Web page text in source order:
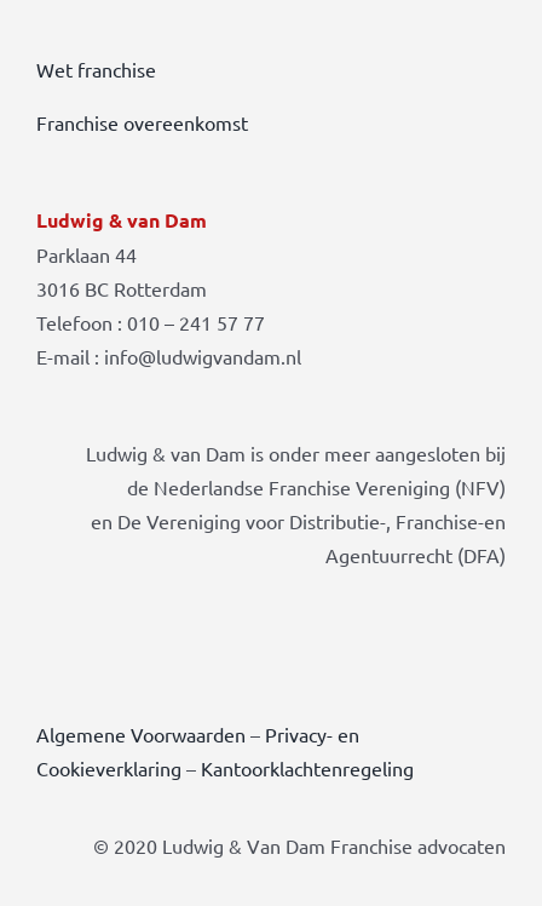
Wet franchise
Franchise overeenkomst
Ludwig & van Dam
Parklaan 44
3016 BC Rotterdam
Telefoon : 010 – 241 57 77
E-mail : info@ludwigvandam.nl
Ludwig & van Dam is onder meer aangesloten bij
de Nederlandse Franchise Vereniging (NFV)
en De Vereniging voor Distributie-, Franchise-en
Agentuurrecht (DFA)
Algemene Voorwaarden – Privacy- en
Cookieverklaring – Kantoorklachtenregeling
© 2020 Ludwig & Van Dam Franchise advocaten